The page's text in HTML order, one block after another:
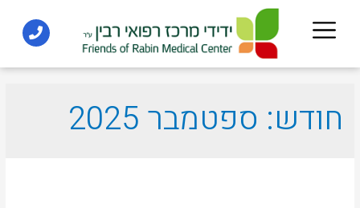
חודש: ספטמבר 2025